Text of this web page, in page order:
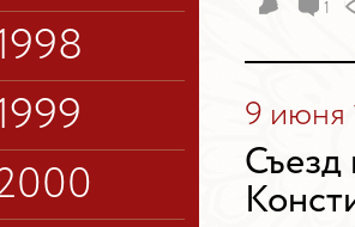
1
9 июня
Съезд